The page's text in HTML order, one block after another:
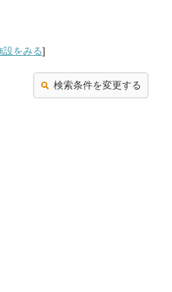
をみる]
検索条件を変更する